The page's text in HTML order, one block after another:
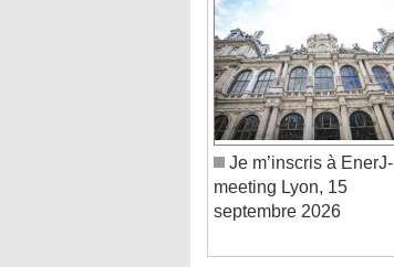
Je m’inscris à EnerJ-
meeting Lyon, 15
septembre 2026